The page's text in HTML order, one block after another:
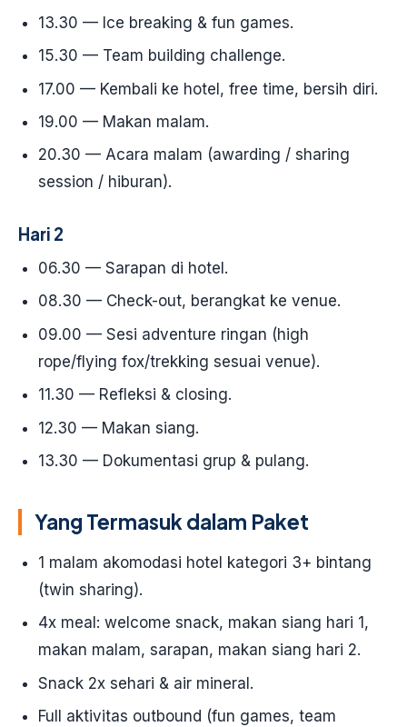
13.30 — Ice breaking & fun games.
15.30 — Team building challenge.
17.00 — Kembali ke hotel, free time, bersih diri.
19.00 — Makan malam.
20.30 — Acara malam (awarding / sharing
session / hiburan).
Hari 2
06.30 — Sarapan di hotel.
08.30 — Check-out, berangkat ke venue.
09.00 — Sesi adventure ringan (high
rope/flying fox/trekking sesuai venue).
11.30 — Refleksi & closing.
12.30 — Makan siang.
13.30 — Dokumentasi grup & pulang.
Yang Termasuk dalam Paket
1 malam akomodasi hotel kategori 3+ bintang
(twin sharing).
4x meal: welcome snack, makan siang hari 1,
makan malam, sarapan, makan siang hari 2.
Snack 2x sehari & air mineral.
Full aktivitas outbound (fun games, team